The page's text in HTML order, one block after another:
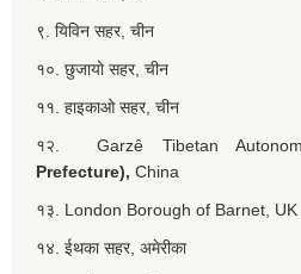
९. यिविन सहर, चीन
१०. छुजायो सहर, चीन
११. हाइकाओ सहर, चीन
१२. Garzê Tibetan
Prefecture), China
१३. London Borough of Barnet, UK
१४. ईथका सहर, अमेरीका